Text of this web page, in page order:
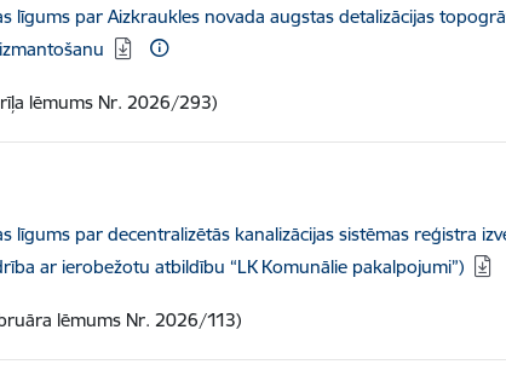
līgums par Aizkraukles novada augstas detalizācijas
lēmums Nr. 2026/293)
līgums par decentralizētās kanalizācijas sistēmas reģistra
ar ierobežotu atbildību “LK Komunālie pakalpojumi”)
lēmums Nr. 2026/113)